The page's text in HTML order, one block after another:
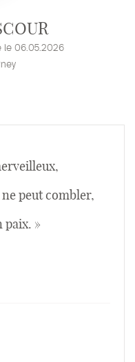
le 06.05.2026
peut combler,
paix. »